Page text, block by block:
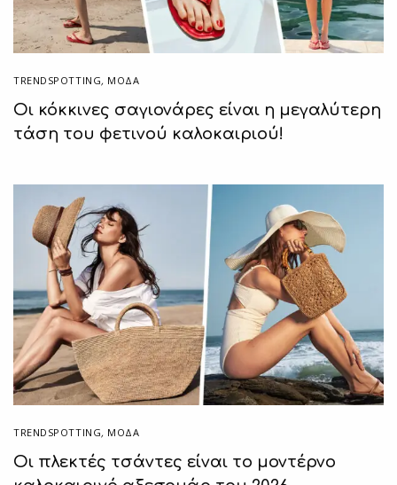
TRENDSPOTTING, ΜΟΔΑ
Οι κόκκινες σαγιονάρες είναι η μεγαλύτερη
τάση του φετινού καλοκαιριού!
TRENDSPOTTING, ΜΟΔΑ
Οι πλεκτές τσάντες είναι το μοντέρνο